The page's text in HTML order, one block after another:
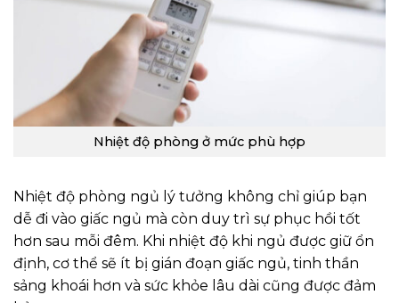
Nhiệt độ phòng ở mức phù hợp
Nhiệt độ phòng ngủ lý tưởng không chỉ giúp bạn
dễ đi vào giấc ngủ mà còn duy trì sự phục hồi tốt
hơn sau mỗi đêm. Khi nhiệt độ khi ngủ được giữ ổn
định, cơ thể sẽ ít bị gián đoạn giấc ngủ, tinh thần
sảng khoái hơn và sức khỏe lâu dài cũng được đảm